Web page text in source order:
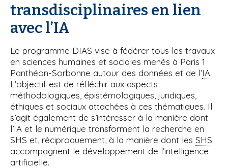
transdisciplinaires en lien
avec l’IA
Le programme DIAS vise à fédérer tous les travaux
en sciences humaines et sociales menés à Paris 1
Panthéon-Sorbonne autour des données et de l’IA.
L’objectif est de réfléchir aux aspects
méthodologiques, épistémologiques, juridiques,
éthiques et sociaux attachées à ces thématiques. Il
s’agit également de s’intéresser à la manière dont
l’IA et le numérique transforment la recherche en
SHS et, réciproquement, à la manière dont les SHS
accompagnent le développement de l’intelligence
artificielle.